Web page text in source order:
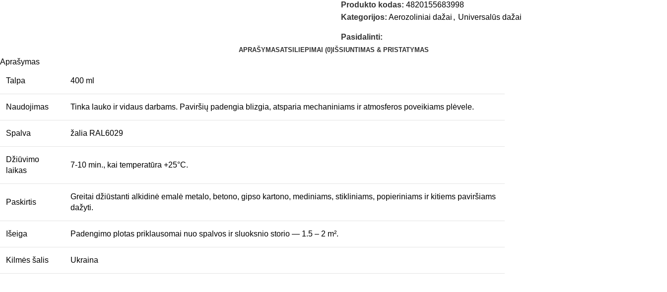
Produkto kodas: 4820155683998
Kategorijos: Aerozoliniai dažai , Universalūs dažai
Pasidalinti:
APRAŠYMASATSILIEPIMAI (0)IŠSIUNTIMAS & PRISTATYMAS
Aprašymas
Talpa 400 ml
Naudojimas Tinka lauko ir vidaus darbams. Paviršių padengia blizgia, atsparia mechaniniams ir atmosferos poveikiams plėvele.
Spalva žalia RAL6029
Džiūvimo
laikas
7-10 min., kai temperatūra +25°C.
Paskirtis
Greitai džiūstanti alkidinė emalė metalo, betono, gipso kartono, mediniams, stikliniams, popieriniams ir kitiems paviršiams
dažyti.
Išeiga Padengimo plotas priklausomai nuo spalvos ir sluoksnio storio — 1.5 – 2 m².
Kilmės šalis Ukraina